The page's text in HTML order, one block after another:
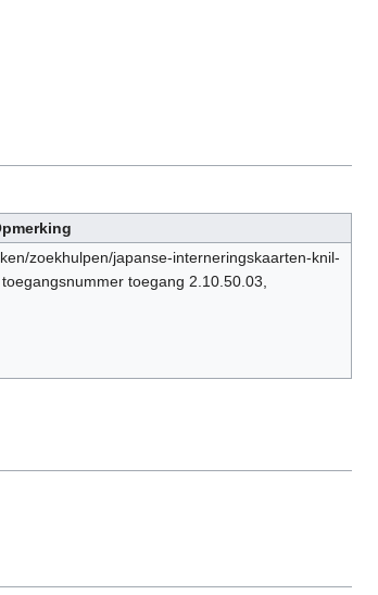
zoekhulpen/japanse-interneringskaarten-knil-
toegang 2.10.50.03,